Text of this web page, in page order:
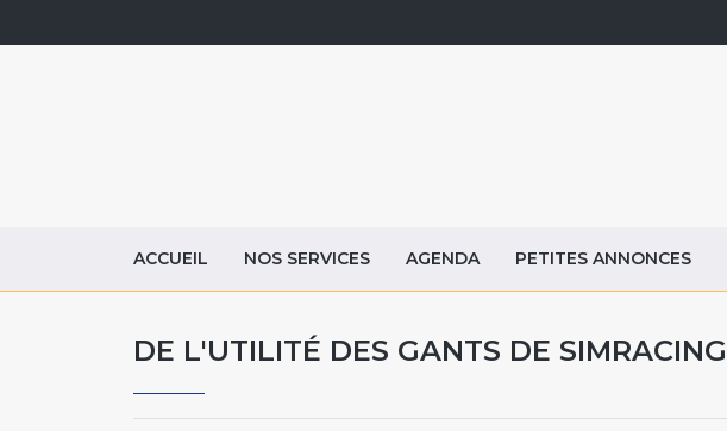
ACCUEIL NOS SERVICES AGENDA PETITES ANNONCES
DE L'UTILITÉ DES GANTS DE SIMRACING